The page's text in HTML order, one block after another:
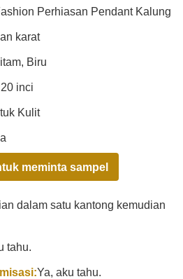
Perhiasan Pendant Kalung
karat
Biru
20 inci
Kulit
meminta sampel
dalam satu kantong kemudian
tahu.
Ya, aku tahu.